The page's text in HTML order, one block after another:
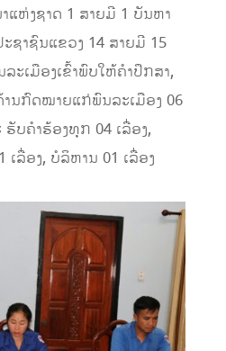
ແຫ່ງຊາດ 1 ສາຍມີ 1 ບັນຫາ
ຊາຊົນແຂວງ 14 ສາຍມີ 15
ະເມືອງເຂົ້າພົບໃຫ້ຄໍາປຶກສາ,
ານກົດໝາຍແກ່ພົນລະເມືອງ 06
ບຄໍາຮ້ອງທຸກ 04 ເລື່ອງ,
ເລື່ອງ, ບໍລິຫານ 01 ເລື່ອງ